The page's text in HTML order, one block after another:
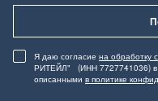
Я даю согласие на обработку
РИТЕЙЛ" (ИНН 7727741036) в
описанными в политике